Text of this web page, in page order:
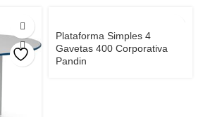
Plataforma Simples 4
Gavetas 400 Corporativa
Pandin